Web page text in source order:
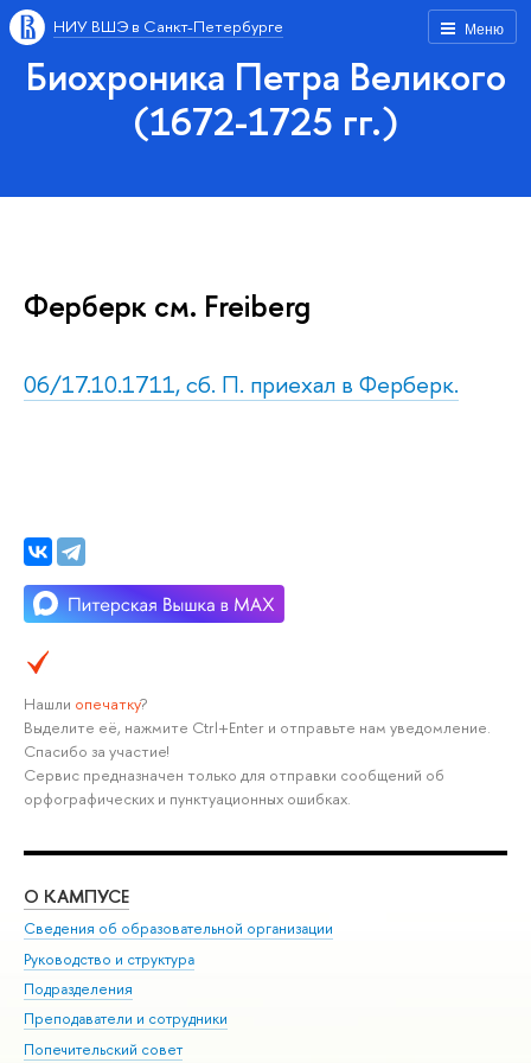
Меню
НИУ ВШЭ в Санкт-Петербурге
Биохроника Петра Великого
(1672-1725 гг.)
Ферберк cм. Freiberg
06/17.10.1711, сб. П. приехал в Ферберк.
Нашли опечатку?
Выделите её, нажмите Ctrl+Enter и отправьте нам уведомление.
Спасибо за участие!
Сервис предназначен только для отправки сообщений об
орфографических и пунктуационных ошибках.
О КАМПУСЕ
Сведения об образовательной организации
Руководство и структура
Подразделения
Преподаватели и сотрудники
Попечительский совет